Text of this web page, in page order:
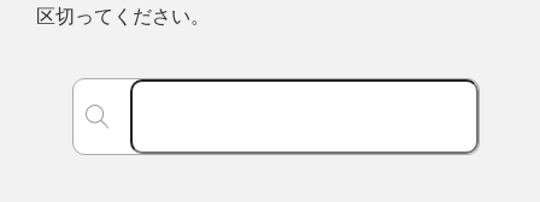
区切ってください。